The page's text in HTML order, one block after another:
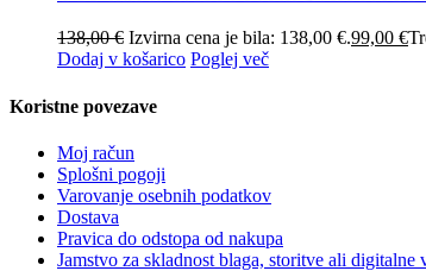
138,00€ Izvirna cena je bila: 138,00 €.99,00 €
Dodaj v košarico Poglej več
Koristne povezave
Moj račun
Splošni pogoji
Varovanje osebnih podatkov
Dostava
Pravica do odstopa od nakupa
Jamstvo za skladnost blaga, storitve ali digitalne